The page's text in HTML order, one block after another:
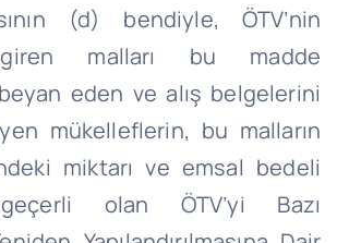
(d) bendiyle, ÖTV’nin
malları bu madde
eden ve alış belgelerini
mükelleflerin, bu malların
miktarı ve emsal bedeli
olan ÖTV’yi Bazı